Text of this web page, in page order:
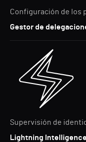
Configuración de los
Gestor de
Supervisión de
Lightning Intelligence